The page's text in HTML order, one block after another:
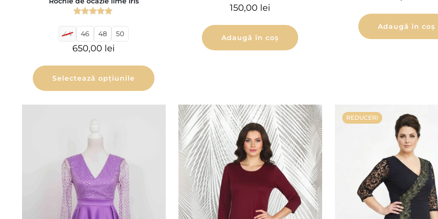
5.00
din 5
44 46 48 50
650,00 lei
Selectează opțiunile
150,00 lei
Adaugă în coș
Adaugă în coș
REDUCERI